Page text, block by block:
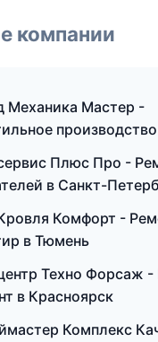
компании
Механика Мастер -
Плюс Про -
в Санкт-
Комфорт -
в Тюмень
Техно Форсаж -
в Красноярск
Комплекс